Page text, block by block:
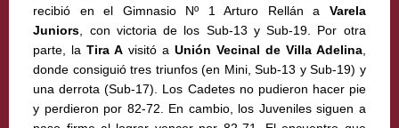
recibió en el Gimnasio Nº 1 Arturo Rellán a Varela
Juniors, con victoria de los Sub-13 y Sub-19. Por otra
parte, laTira A visitó a Unión Vecinal de Villa Adelina,
donde consiguió tres triunfos (en Mini, Sub-13 y Sub-19) y
una derrota (Sub-17). Los Cadetes no pudieron hacer pie
y perdieron por 82-72. En cambio, los Juveniles siguen a